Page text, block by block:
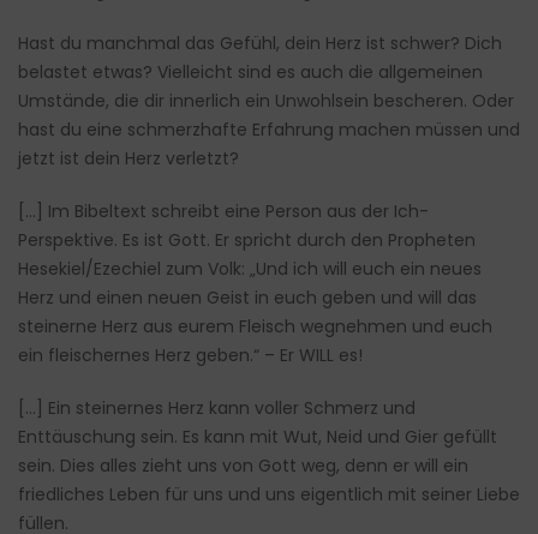
Hast du manchmal das Gefühl, dein Herz ist schwer? Dich
belastet etwas? Vielleicht sind es auch die allgemeinen
Umstände, die dir innerlich ein Unwohlsein bescheren. Oder
hast du eine schmerzhafte Erfahrung machen müssen und
jetzt ist dein Herz verletzt?
[…] Im Bibeltext schreibt eine Person aus der Ich-
Perspektive. Es ist Gott. Er spricht durch den Propheten
Hesekiel/Ezechiel zum Volk: „Und ich will euch ein neues
Herz und einen neuen Geist in euch geben und will das
steinerne Herz aus eurem Fleisch wegnehmen und euch
ein fleischernes Herz geben.“ – Er WILL es!
[…] Ein steinernes Herz kann voller Schmerz und
Enttäuschung sein. Es kann mit Wut, Neid und Gier gefüllt
sein. Dies alles zieht uns von Gott weg, denn er will ein
friedliches Leben für uns und uns eigentlich mit seiner Liebe
füllen.